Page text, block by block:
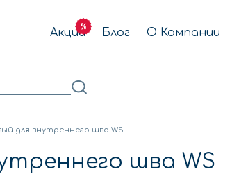
Акции Блог О Компании
для внутреннего шва WS
шва WS